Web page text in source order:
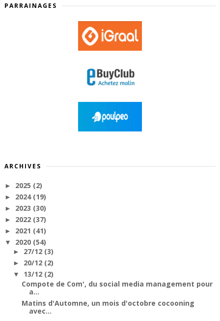
PARRAINAGES
ARCHIVES
► 2025 (2)
► 2024 (19)
► 2023 (30)
► 2022 (37)
► 2021 (41)
▼ 2020 (54)
► 27/12 (3)
► 20/12 (2)
▼ 13/12 (2)
Compote de Com', du social media management pour
a...
Matins d'Automne, un mois d'octobre cocooning
avec...